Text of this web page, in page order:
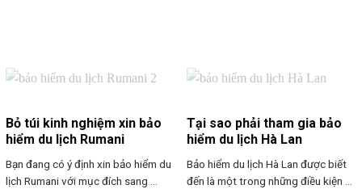
Bỏ túi kinh nghiệm xin bảo
hiểm du lịch Rumani
Bạn đang có ý định xin bảo hiểm du
lịch Rumani với mục đích sang ...
Tại sao phải tham gia bảo
hiểm du lịch Hà Lan
Bảo hiểm du lịch Hà Lan được biết
đến là một trong những điều kiện ...